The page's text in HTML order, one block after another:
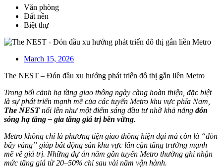
Văn phòng
Đất nền
Biệt thự
March 15, 2026
The NEST – Đón đầu xu hướng phát triển đô thị gắn liền Metro
Trong bối cảnh hạ tầng giao thông ngày càng hoàn thiện, đặc biệt
là sự phát triển mạnh mẽ của các tuyến Metro khu vực phía Nam,
The NESTnổi lên như một điểm sáng đầu tư nhờ khả năng đón
sóng hạ tầng – gia tăng giá trị bền vững.
Metro không chỉ là phương tiện giao thông hiện đại mà còn là “đòn
bẩy vàng” giúp bất động sản khu vực lân cận tăng trưởng mạnh
mẽ về giá trị. Những dự án nằm gần tuyến Metro thường ghi nhận
mức tăng giá từ 20–50% chỉ sau vài năm vận hành.